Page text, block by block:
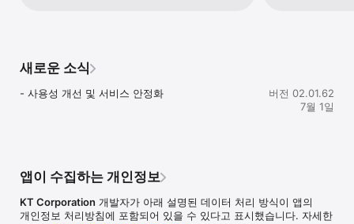
- 패드류/스마트폰 보조기기/WiFi Only 단말에서는 서비스를
- 3G/LTE 환경에서 앱 설치 및 실행 시 요금제에 따라 데이터
문의주시면 빠르고 정확한 답변 드릴 수 있도록 하겠습니다.
[PASS의 접근 권한 항목 및 필요 사유]
1.선택적 접근 권한
물어보라 하시길래 그건 이미 해서 여기에다
물어본다고 했고 쿠폰설명하미
재작년쿠폰이벤트 이야기를 하시고...
응대하시는 상담사님도 고충이 많겠지만 저도
좋을 것 같습니다. 혜택을 받았을 때 그 혜택에
불편합니다. 불만사항 노출 안되게 1:1문의로
해두셨으면 답변이라도 빨리 해주시거나 따로
끊임없이 고민하고 노력하겠습니다.추가로 앱
언제든지 메일 부탁 드리겠습니다. [PASS앱
새로운 소식
- 사용성 개선 및 서비스 안정화
버전 02.01.62
7월 1일
앱이 수집하는 개인정보
KT Corporation 개발자가 아래 설명된 데이터 처리 방식이 앱의
개인정보 처리방침에 포함되어 있을 수 있다고 표시했습니다. 자세한